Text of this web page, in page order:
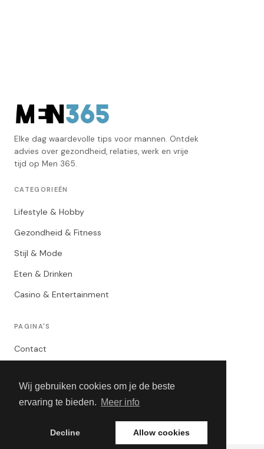
Wij gebruiken cookies om je de beste
ervaring te bieden. Meer info
Decline Allow cookies
Elke dag waardevolle tips voor mannen. Ontdek
advies over gezondheid, relaties, werk en vrije
tijd op Men 365.
CATEGORIEËN
Lifestyle & Hobby
Gezondheid & Fitness
Stijl & Mode
Eten & Drinken
Casino & Entertainment
PAGINA'S
Contact
Algemene Voorwaarden
Adverteren